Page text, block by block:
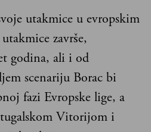
utakmice u evropskim
završe,
godina, ali i od
scenariju Borac bi
fazi Evropske lige, a
Vitorijom i